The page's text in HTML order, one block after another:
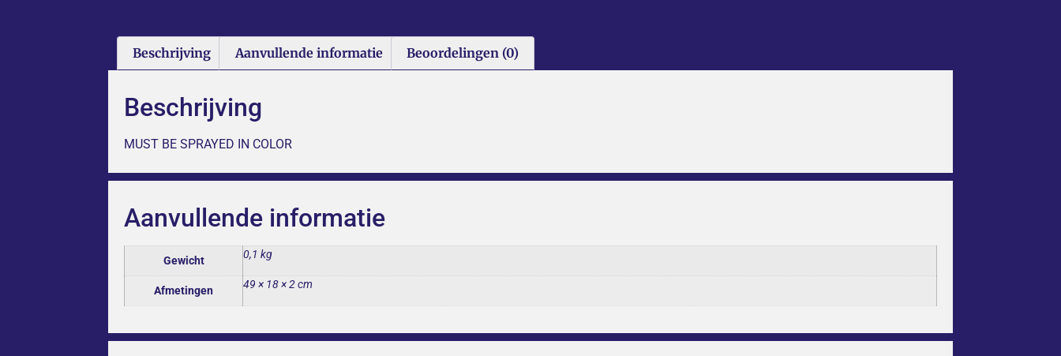
Beschrijving Aanvullende informatie Beoordelingen (0)
Beschrijving
MUST BE SPRAYED IN COLOR
Aanvullende informatie
Gewicht 0,1 kg
Afmetingen 49 × 18 × 2 cm